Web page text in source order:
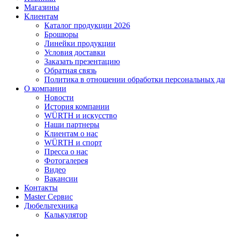
Магазины
Клиентам
Каталог продукции 2026
Брошюры
Линейки продукции
Условия доставки
Заказать презентацию
Обратная связь
Политика в отношении обработки персональных
О компании
Новости
История компании
WÜRTH и искусство
Наши партнеры
Клиентам о нас
WÜRTH и спорт
Пресса о нас
Фотогалерея
Видео
Вакансии
Контакты
Master Сервис
Дюбельтехника
Калькулятор